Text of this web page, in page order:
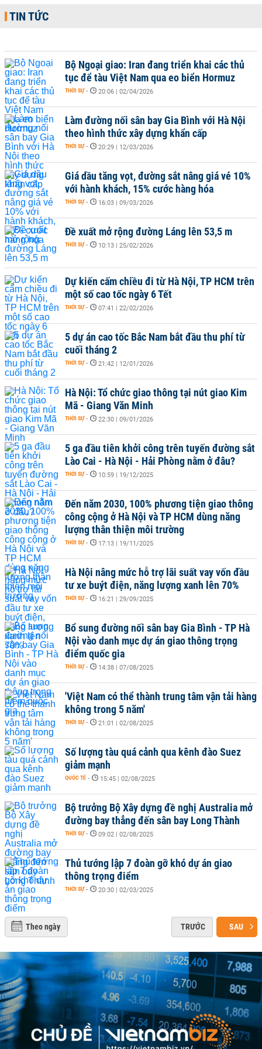
TIN TỨC
Bộ Ngoại giao: Iran đang triển khai các thủ
tục để tàu Việt Nam qua eo biển Hormuz
THỜI SỰ - 20:06 | 02/04/2026
Làm đường nối sân bay Gia Bình với Hà Nội
theo hình thức xây dựng khẩn cấp
THỜI SỰ - 20:29 | 12/03/2026
Giá dầu tăng vọt, đường sắt nâng giá vé 10%
với hành khách, 15% cước hàng hóa
THỜI SỰ - 16:03 | 09/03/2026
Đề xuất mở rộng đường Láng lên 53,5 m
THỜI SỰ - 10:13 | 25/02/2026
Dự kiến cấm chiều đi từ Hà Nội, TP HCM trên
một số cao tốc ngày 6 Tết
THỜI SỰ - 07:41 | 22/02/2026
5 dự án cao tốc Bắc Nam bắt đầu thu phí từ
cuối tháng 2
THỜI SỰ - 21:42 | 12/01/2026
Hà Nội: Tổ chức giao thông tại nút giao Kim
Mã - Giang Văn Minh
THỜI SỰ - 22:30 | 09/01/2026
5 ga đầu tiên khởi công trên tuyến đường sắt
Lào Cai - Hà Nội - Hải Phòng nằm ở đâu?
THỜI SỰ - 10:59 | 19/12/2025
Đến năm 2030, 100% phương tiện giao thông
công cộng ở Hà Nội và TP HCM dùng năng
lượng thân thiện môi trường
THỜI SỰ - 17:13 | 19/11/2025
Hà Nội nâng mức hỗ trợ lãi suất vay vốn đầu
tư xe buýt điện, năng lượng xanh lên 70%
THỜI SỰ - 16:21 | 29/09/2025
Bổ sung đường nối sân bay Gia Bình - TP Hà
Nội vào danh mục dự án giao thông trọng
điểm quốc gia
THỜI SỰ - 14:38 | 07/08/2025
'Việt Nam có thể thành trung tâm vận tải hàng
không trong 5 năm'
THỜI SỰ - 21:01 | 02/08/2025
Số lượng tàu quá cảnh qua kênh đào Suez
giảm mạnh
QUỐC TẾ - 15:45 | 02/08/2025
Bộ trưởng Bộ Xây dựng đề nghị Australia mở
đường bay thẳng đến sân bay Long Thành
THỜI SỰ - 09:02 | 02/08/2025
Thủ tướng lập 7 đoàn gỡ khó dự án giao
thông trọng điểm
THỜI SỰ - 20:30 | 02/03/2025
Theo ngày TRƯỚC SAU